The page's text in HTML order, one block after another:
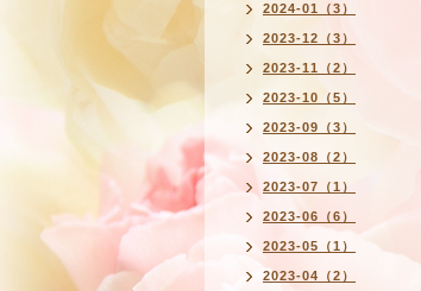
2024-01（3）
2023-12（3）
2023-11（2）
2023-10（5）
2023-09（3）
2023-08（2）
2023-07（1）
2023-06（6）
2023-05（1）
2023-04（2）